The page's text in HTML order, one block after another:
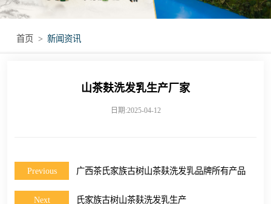
首页 > 新闻资讯
山茶麸洗发乳生产厂家
日期:2025-04-12
Previous 广西茶氏家族古树山茶麸洗发乳品牌所有产品
Next 氏家族古树山茶麸洗发乳生产
无烟艾灸产品
瑶浴瑶茶产品